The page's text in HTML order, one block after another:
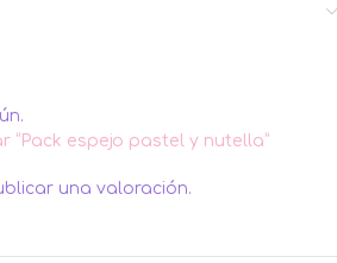
“Pack espejo pastel y nutella”
una valoración.